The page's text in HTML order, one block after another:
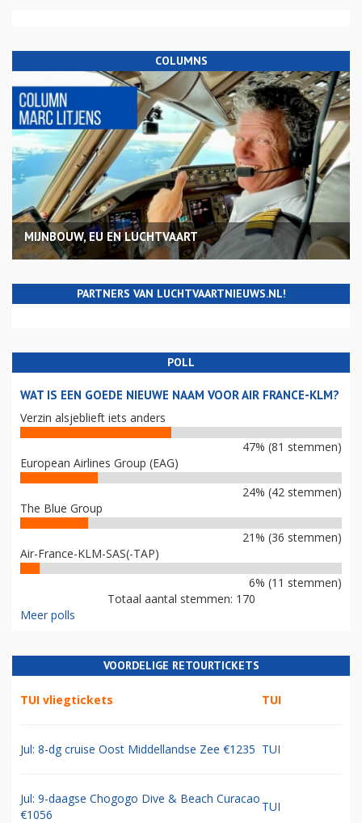
COLUMNS
MIJNBOUW, EU EN LUCHTVAART
PARTNERS VAN LUCHTVAARTNIEUWS.NL!
POLL
WAT IS EEN GOEDE NIEUWE NAAM VOOR AIR FRANCE-KLM?
Verzin alsjeblieft iets anders
47% (81 stemmen)
European Airlines Group (EAG)
24% (42 stemmen)
The Blue Group
21% (36 stemmen)
Air-France-KLM-SAS(-TAP)
6% (11 stemmen)
Totaal aantal stemmen: 170
Meer polls
VOORDELIGE RETOURTICKETS
TUI vliegtickets TUI
Jul: 8-dg cruise Oost Middellandse Zee €1235 TUI
Jul: 9-daagse Chogogo Dive & Beach Curacao
€1056
TUI